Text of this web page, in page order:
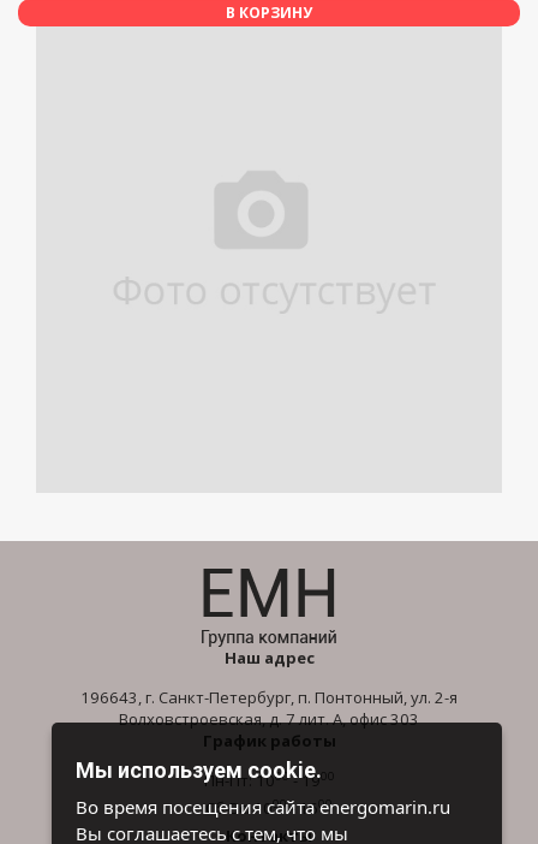
В КОРЗИНУ
Наш адрес
196643, г. Санкт-Петербург, п. Понтонный, ул. 2-я
Волховстроевская, д. 7 лит. А, офис 303
График работы
Пн-Пт: 1000- 1900
Сб-Вс: 1000- 1600
Контакты
Мы используем cookie.
Во время посещения сайта energomarin.ru
Вы соглашаетесь с тем, что мы